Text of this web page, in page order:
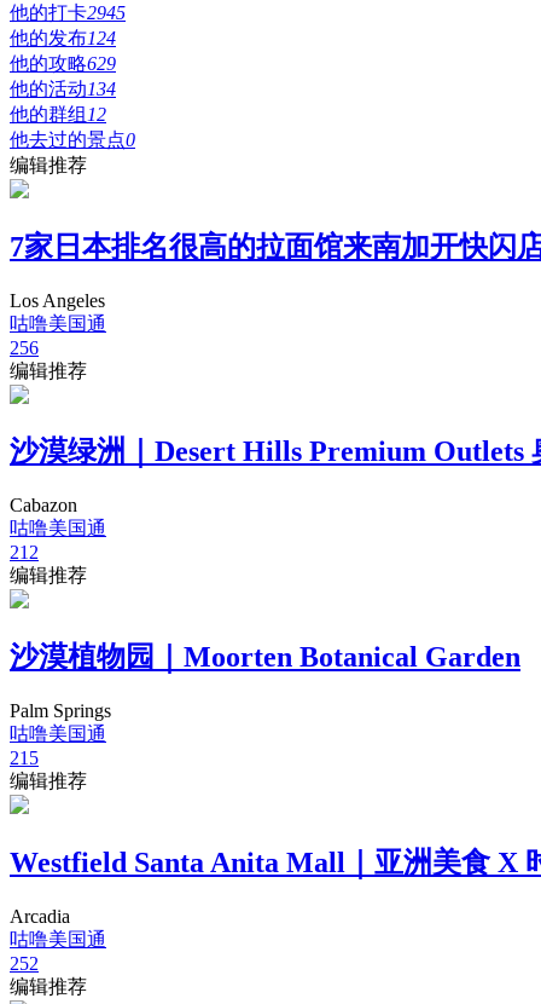
他的打卡2945
他的发布124
他的攻略629
他的活动134
他的群组 12
他去过的景点0
编辑推荐
7家日本排名很高的拉面馆来南加开快闪
Los Angeles
咕噜美国通
256
编辑推荐
沙漠绿洲｜Desert Hills Premium Outlets
Cabazon
咕噜美国通
212
编辑推荐
沙漠植物园｜Moorten Botanical Garden
Palm Springs
咕噜美国通
215
编辑推荐
Westfield Santa Anita Mall｜亚洲美食 X
Arcadia
咕噜美国通
252
编辑推荐